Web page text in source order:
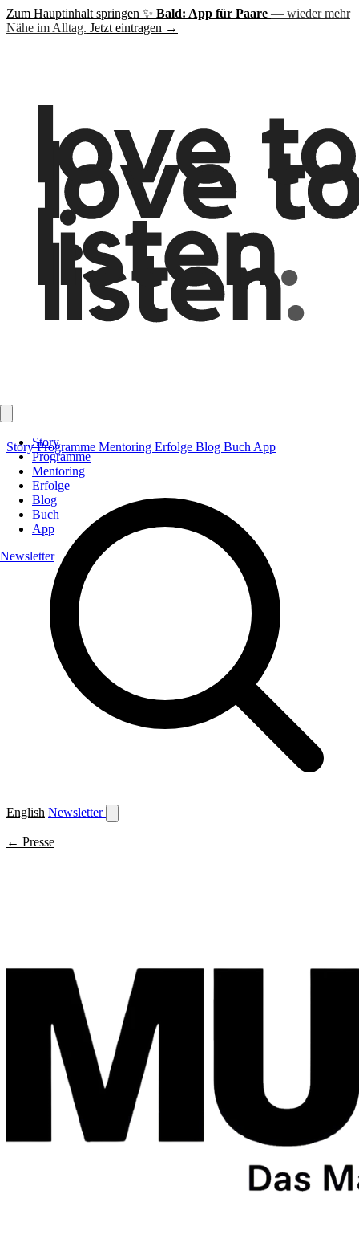
Zum Hauptinhalt springen ✨ Bald: App für Paare — wieder mehr
Nähe im Alltag. Jetzt eintragen →
StoryProgramme Mentoring Erfolge Blog Buch App
English Newsletter
Story
Programme
Mentoring
Erfolge
Blog
Buch
App
Newsletter
← Presse